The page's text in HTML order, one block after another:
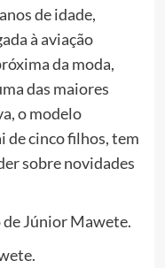
de idade,
à aviação
da moda,
das maiores
o modelo
de cinco filhos, tem
sobre novidades
de Júnior Mawete.